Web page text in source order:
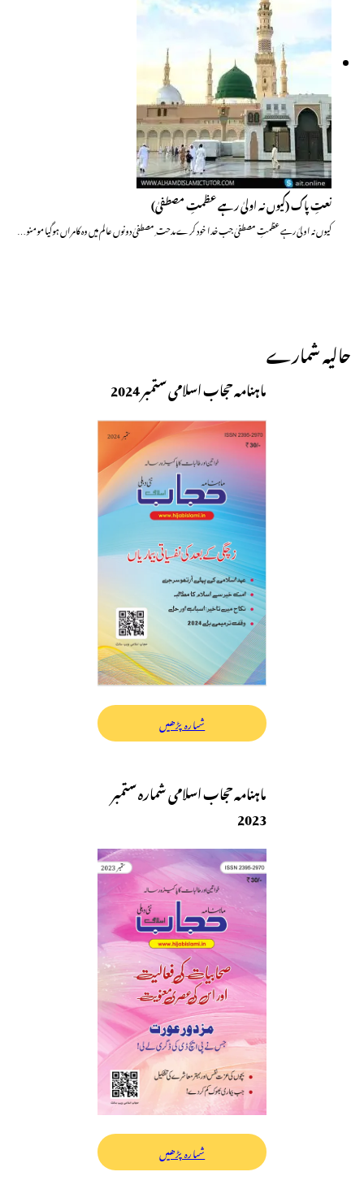
نعتِ پاک (کیوں نہ اولیٰ رہے عظمتِ مصطفیٰ)
کیوں نہ اولیٰ رہے عظمتِ مصطفیٰ جب خدا خود کرے مدحت ِ مصطفیٰ دونوں عالم میں وہ کامراں ہوگیا مومنو…
حالیہ شمارے
ماہنامہ حجاب اسلامی ستمبر 2024
شمارہ پڑھیں
ماہنامہ حجاب اسلامی شمارہ ستمبر
2023
شمارہ پڑھیں